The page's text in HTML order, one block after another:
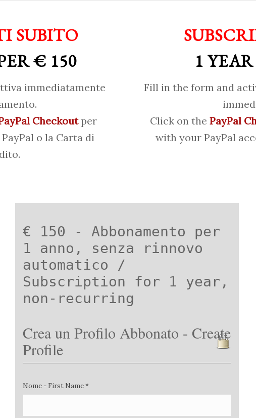
SUBITO
€ 150
immediatamente
Checkoutper
o la Carta di
1
Fill in the form and
Click on the PayPal
with your PayPal
€ 150 - Abbonamento per
1 anno, senza rinnovo
automatico /
Subscription for 1 year,
non-recurring
Crea un Profilo Abbonato - Create
Profile
Nome - First Name *